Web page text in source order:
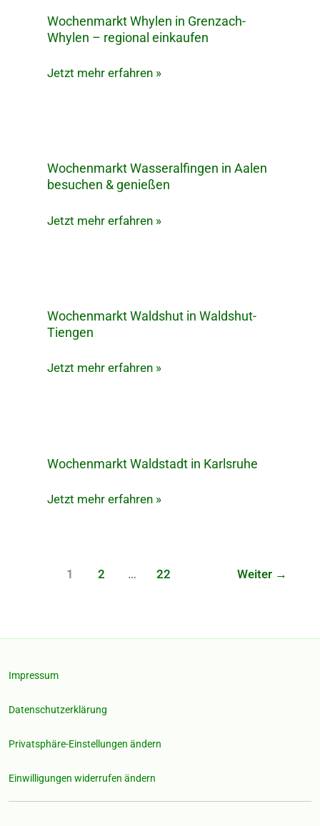
Wochenmarkt Whylen in Grenzach-
Whylen – regional einkaufen
Wochenmarkt
Whylen
Grenzach-
Jetzt mehr erfahren »
Wochenmarkt Wasseralfingen in Aalen
besuchen & genießen
Wochenmarkt
Wasseralfingen
Aalen
Jetzt mehr erfahren »
Wochenmarkt Waldshut in Waldshut-
Tiengen
Wochenmarkt
Waldshut
Waldshut-
Jetzt mehr erfahren »
Wochenmarkt Waldstadt in Karlsruhe
Wochenmarkt
in
Jetzt mehr erfahren »
1 2 … 22 Weiter →
Impressum
Datenschutzerklärung
Privatsphäre-Einstellungen ändern
Einwilligungen widerrufen ändern